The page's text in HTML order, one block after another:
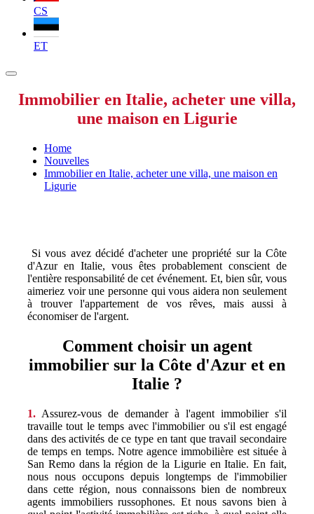
CS
ET
Immobilier en Italie, acheter une villa,
une maison en Ligurie
Home
Nouvelles
Immobilier en Italie, acheter une villa, une maison en
Ligurie
Si vous avez décidé d'acheter une propriété sur la Côte
d'Azur en Italie, vous êtes probablement conscient de
l'entière responsabilité de cet événement. Et, bien sûr, vous
aimeriez voir une personne qui vous aidera non seulement
à trouver l'appartement de vos rêves, mais aussi à
économiser de l'argent.
Comment choisir un agent
immobilier sur la Côte d'Azur et en
Italie ?
1. Assurez-vous de demander à l'agent immobilier s'il
travaille tout le temps avec l'immobilier ou s'il est engagé
dans des activités de ce type en tant que travail secondaire
de temps en temps. Notre agence immobilière est située à
San Remo dans la région de la Ligurie en Italie. En fait,
nous nous occupons depuis longtemps de l'immobilier
dans cette région, nous connaissons bien de nombreux
agents immobiliers russophones. Et nous savons bien à